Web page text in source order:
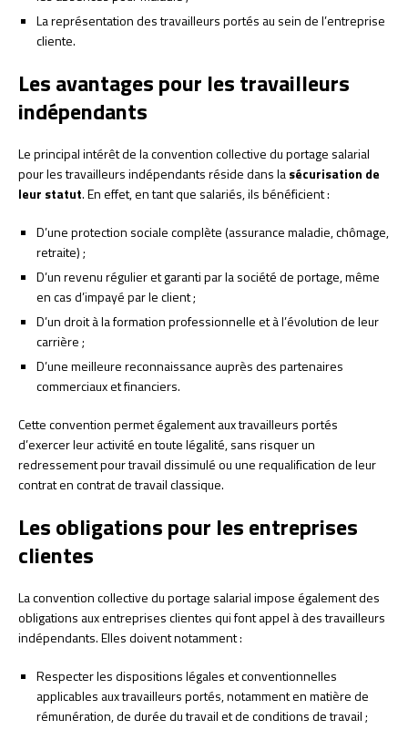
La représentation des travailleurs portés au sein de l’entreprise
cliente.
Les avantages pour les travailleurs
indépendants
Le principal intérêt de la convention collective du portage salarial
pour les travailleurs indépendants réside dans lasécurisation de
leur statut. En effet, en tant que salariés, ils bénéficient :
D’une protection sociale complète (assurance maladie, chômage,
retraite) ;
D’un revenu régulier et garanti par la société de portage, même
en cas d’impayé par le client ;
D’un droit à la formation professionnelle et à l’évolution de leur
carrière ;
D’une meilleure reconnaissance auprès des partenaires
commerciaux et financiers.
Cette convention permet également aux travailleurs portés
d’exercer leur activité en toute légalité, sans risquer un
redressement pour travail dissimulé ou une requalification de leur
contrat en contrat de travail classique.
Les obligations pour les entreprises
clientes
La convention collective du portage salarial impose également des
obligations aux entreprises clientes qui font appel à des travailleurs
indépendants. Elles doivent notamment :
Respecter les dispositions légales et conventionnelles
applicables aux travailleurs portés, notamment en matière de
rémunération, de durée du travail et de conditions de travail ;